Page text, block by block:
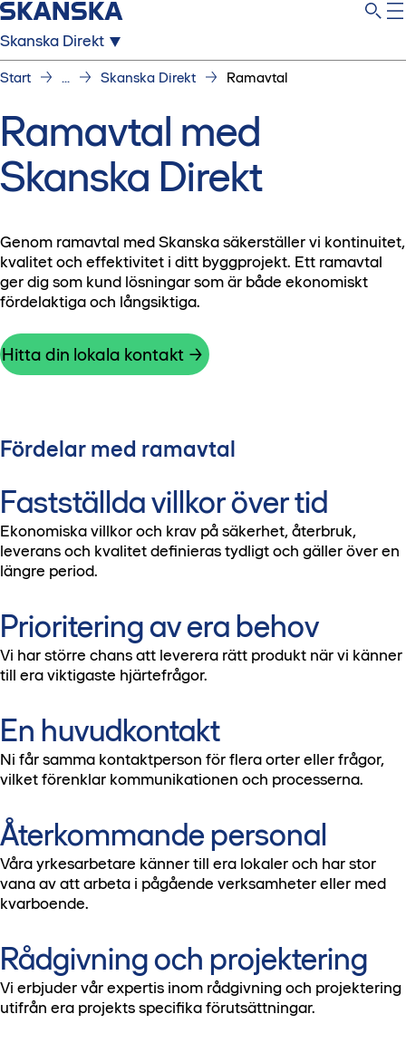
Skanska Direkt
Start ... Skanska Direkt Ramavtal
Ramavtal med
Skanska Direkt
Genom ramavtal med Skanska säkerställer vi kontinuitet,
kvalitet och effektivitet i ditt byggprojekt. Ett ramavtal
ger dig som kund lösningar som är både ekonomiskt
fördelaktiga och långsiktiga.
Hitta din lokala kontakt
Fördelar med ramavtal
Fastställda villkor över tid
Ekonomiska villkor och krav på säkerhet, återbruk,
leverans och kvalitet definieras tydligt och gäller över en
längre period.
Prioritering av era behov
Vi har större chans att leverera rätt produkt när vi känner
till era viktigaste hjärtefrågor.
En huvudkontakt
Ni får samma kontaktperson för flera orter eller frågor,
vilket förenklar kommunikationen och processerna.
Återkommande personal
Våra yrkesarbetare känner till era lokaler och har stor
vana av att arbeta i pågående verksamheter eller med
kvarboende.
Rådgivning och projektering
Vi erbjuder vår expertis inom rådgivning och projektering
utifrån era projekts specifika förutsättningar.